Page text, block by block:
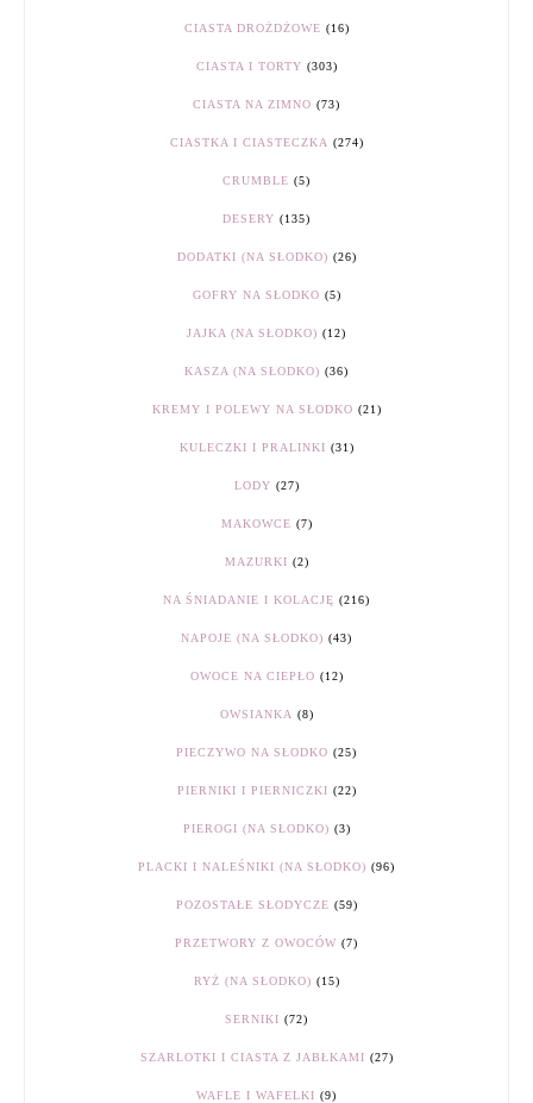
CIASTA DROŻDŻOWE (16)
CIASTA I TORTY (303)
CIASTA NA ZIMNO (73)
CIASTKA I CIASTECZKA (274)
CRUMBLE (5)
DESERY (135)
DODATKI (NA SŁODKO) (26)
GOFRY NA SŁODKO (5)
JAJKA (NA SŁODKO) (12)
KASZA (NA SŁODKO) (36)
KREMY I POLEWY NA SŁODKO (21)
KULECZKI I PRALINKI (31)
LODY (27)
MAKOWCE (7)
MAZURKI (2)
NA ŚNIADANIE I KOLACJĘ (216)
NAPOJE (NA SŁODKO) (43)
OWOCE NA CIEPŁO (12)
OWSIANKA (8)
PIECZYWO NA SŁODKO (25)
PIERNIKI I PIERNICZKI (22)
PIEROGI (NA SŁODKO) (3)
PLACKI I NALEŚNIKI (NA SŁODKO) (96)
POZOSTAŁE SŁODYCZE (59)
PRZETWORY Z OWOCÓW (7)
RYŻ (NA SŁODKO) (15)
SERNIKI (72)
SZARLOTKI I CIASTA Z JABŁKAMI (27)
WAFLE I WAFELKI (9)